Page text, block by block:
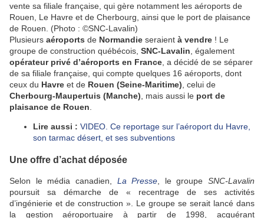
vente sa filiale française, qui gère notamment les aéroports de
Rouen, Le Havre et de Cherbourg, ainsi que le port de plaisance
de Rouen. (Photo : ©SNC-Lavalin)
Plusieurs aéroports de Normandie seraient à vendre ! Le
groupe de construction québécois, SNC-Lavalin , également
opérateur privé d’aéroports en France , a décidé de se séparer
de sa filiale française, qui compte quelques 16 aéroports, dont
ceux du Havre et de Rouen (Seine-Maritime) , celui de
Cherbourg-Maupertuis (Manche) , mais aussi le port de
plaisance de Rouen
Lire aussi : VIDEO. Ce reportage sur l’aéroport du Havre,
son tarmac désert, et ses subventions
Une offre d’achat déposée
Selon le média canadien, La Presse, le groupe SNC-Lavalin
poursuit sa démarche de « recentrage de ses activités
d’ingénierie et de construction ». Le groupe se serait lancé dans
la gestion aéroportuaire à partir de 1998, acquérant